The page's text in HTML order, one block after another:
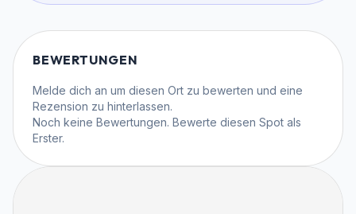
BEWERTUNGEN
Melde dich an um diesen Ort zu bewerten und eine
Rezension zu hinterlassen.
Noch keine Bewertungen. Bewerte diesen Spot als
Erster.